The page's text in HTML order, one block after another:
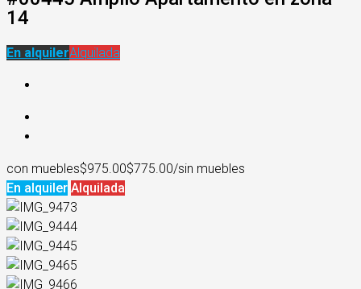
14
En alquilerAlquilada
con muebles$975.00$775.00/sin muebles
En alquiler Alquilada